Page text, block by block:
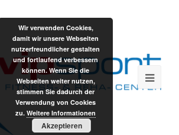
Wir verwenden Cookies,
damit wir unsere Webseiten
nutzerfreundlicher gestalten
und fortlaufend verbessern
können. Wenn Sie die
Webseiten weiter nutzen,
stimmen Sie dadurch der
Verwendung von Cookies
zu. Weitere Informationen
Akzeptieren